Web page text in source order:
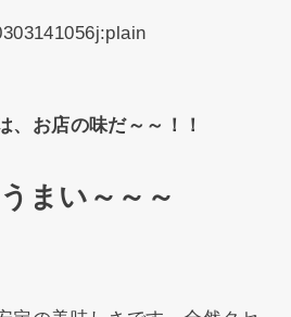
、お店の味だ～～！！
まい～～～